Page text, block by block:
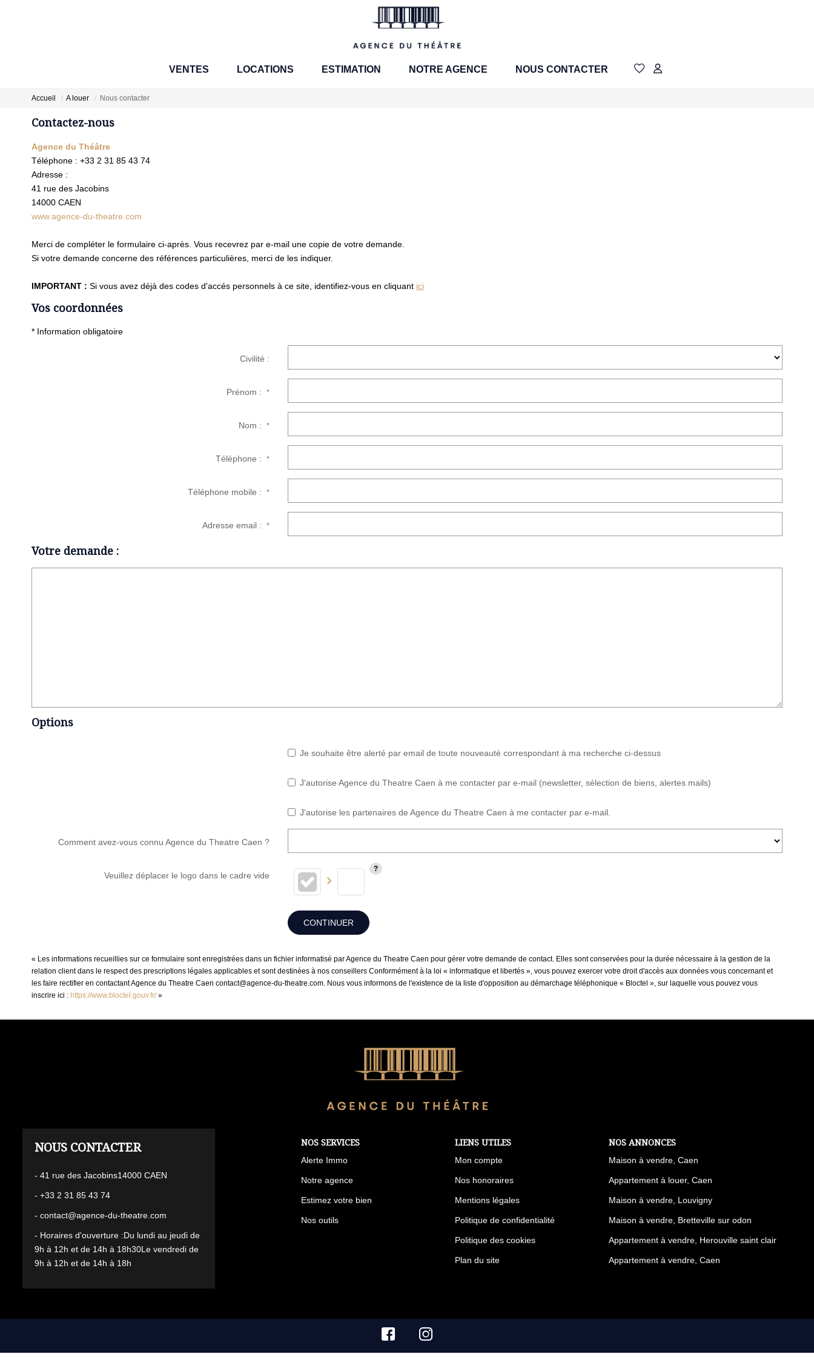
VENTES LOCATIONS ESTIMATION NOTRE AGENCE NOUS CONTACTER
Accueil A louer Nous contacter
Contactez-nous
Agence du Théâtre
Téléphone : +33 2 31 85 43 74
Adresse :
41 rue des Jacobins
14000 CAEN
www.agence-du-theatre.com
Merci de compléter le formulaire ci-après. Vous recevrez par e-mail une copie de votre demande.
Si votre demande concerne des références particulières, merci de les indiquer.
IMPORTANT : Si vous avez déjà des codes d'accés personnels à ce site, identifiez-vous en cliquant ici
Vos coordonnées
* Information obligatoire
Civilité :
Prénom :*
Nom :*
Téléphone :*
Téléphone mobile :*
Adresse email :*
Votre demande :
Options
Je souhaite être alerté par email de toute nouveauté correspondant à ma recherche ci-dessus
J'autorise Agence du Theatre Caen à me contacter par e-mail (newsletter, sélection de biens, alertes mails)
J'autorise les partenaires de Agence du Theatre Caen à me contacter par e-mail.
Comment avez-vous connu Agence du Theatre Caen ?
Veuillez déplacer le logo dans le cadre vide
CONTINUER
« Les informations recueillies sur ce formulaire sont enregistrées dans un fichier informatisé par Agence du Theatre Caen pour gérer votre demande de contact. Elles sont conservées pour la durée nécessaire à la gestion de la
relation client dans le respect des prescriptions légales applicables et sont destinées à nos conseillers Conformément à la loi « informatique et libertés », vous pouvez exercer votre droit d'accès aux données vous concernant et
les faire rectifier en contactant Agence du Theatre Caen contact@agence-du-theatre.com. Nous vous informons de l'existence de la liste d'opposition au démarchage téléphonique « Bloctel », sur laquelle vous pouvez vous
inscrire ici : https://www.bloctel.gouv.fr/»
L'AGENCE
- 41 rue des Jacobins14000 CAEN
- +33 2 31 85 43 74
- contact@agence-du-theatre.com
- Horaires d'ouverture :Du lundi au jeudi de
9h à 12h et de 14h à 18h30Le vendredi de
9h à 12h et de 14h à 18h
NOS SERVICES
Alerte Immo
Notre agence
Estimez votre bien
Nos outils
LIENS UTILES
Mon compte
Nos honoraires
Mentions légales
Politique de confidentialité
Politique des cookies
Plan du site
NOS ANNONCES
Maison à vendre, Caen
Appartement à louer, Caen
Maison à vendre, Louvigny
Maison à vendre, Bretteville sur odon
Appartement à vendre, Herouville saint clair
Appartement à vendre, Caen